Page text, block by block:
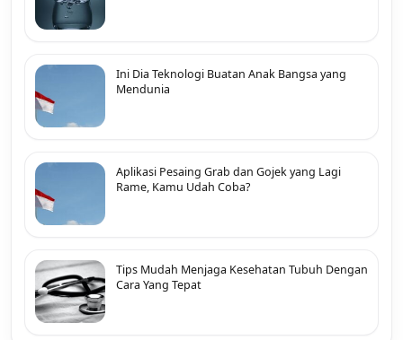
Ini Dia Teknologi Buatan Anak Bangsa yang
Mendunia
Aplikasi Pesaing Grab dan Gojek yang Lagi
Rame, Kamu Udah Coba?
Tips Mudah Menjaga Kesehatan Tubuh Dengan
Cara Yang Tepat